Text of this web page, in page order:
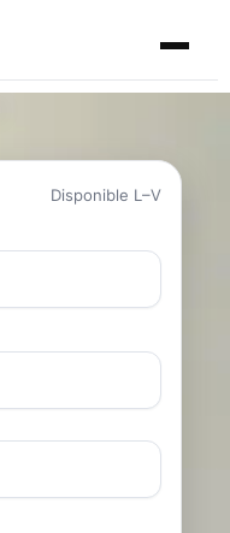
Disponible L–V